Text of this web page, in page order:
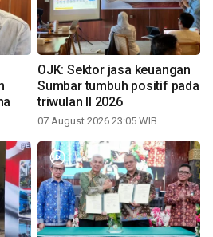
OJK: Sektor jasa keuangan
Sumbar tumbuh positif pada
triwulan II 2026
07 August 2026 23:05 WIB